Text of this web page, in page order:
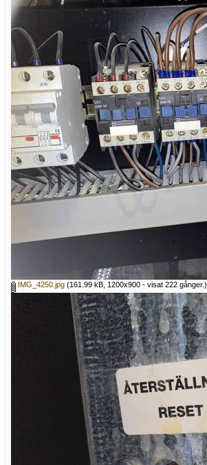
IMG_4250.jpg (161.99 kB, 1200x900 - visat 222 gånger.)